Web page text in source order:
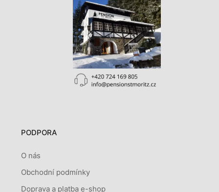
PODPORA
O nás
Obchodní podmínky
Doprava a platba e-shop